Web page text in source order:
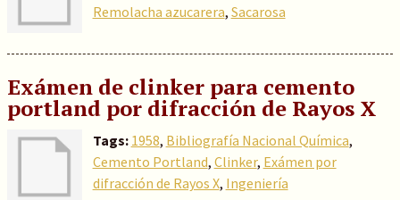
Remolacha azucarera, Sacarosa
Exámen de clinker para cemento
portland por difracción de Rayos X
Tags: 1958, Bibliografía Nacional Química,
Cemento Portland, Clinker, Exámen por
difracción de Rayos X, Ingeniería